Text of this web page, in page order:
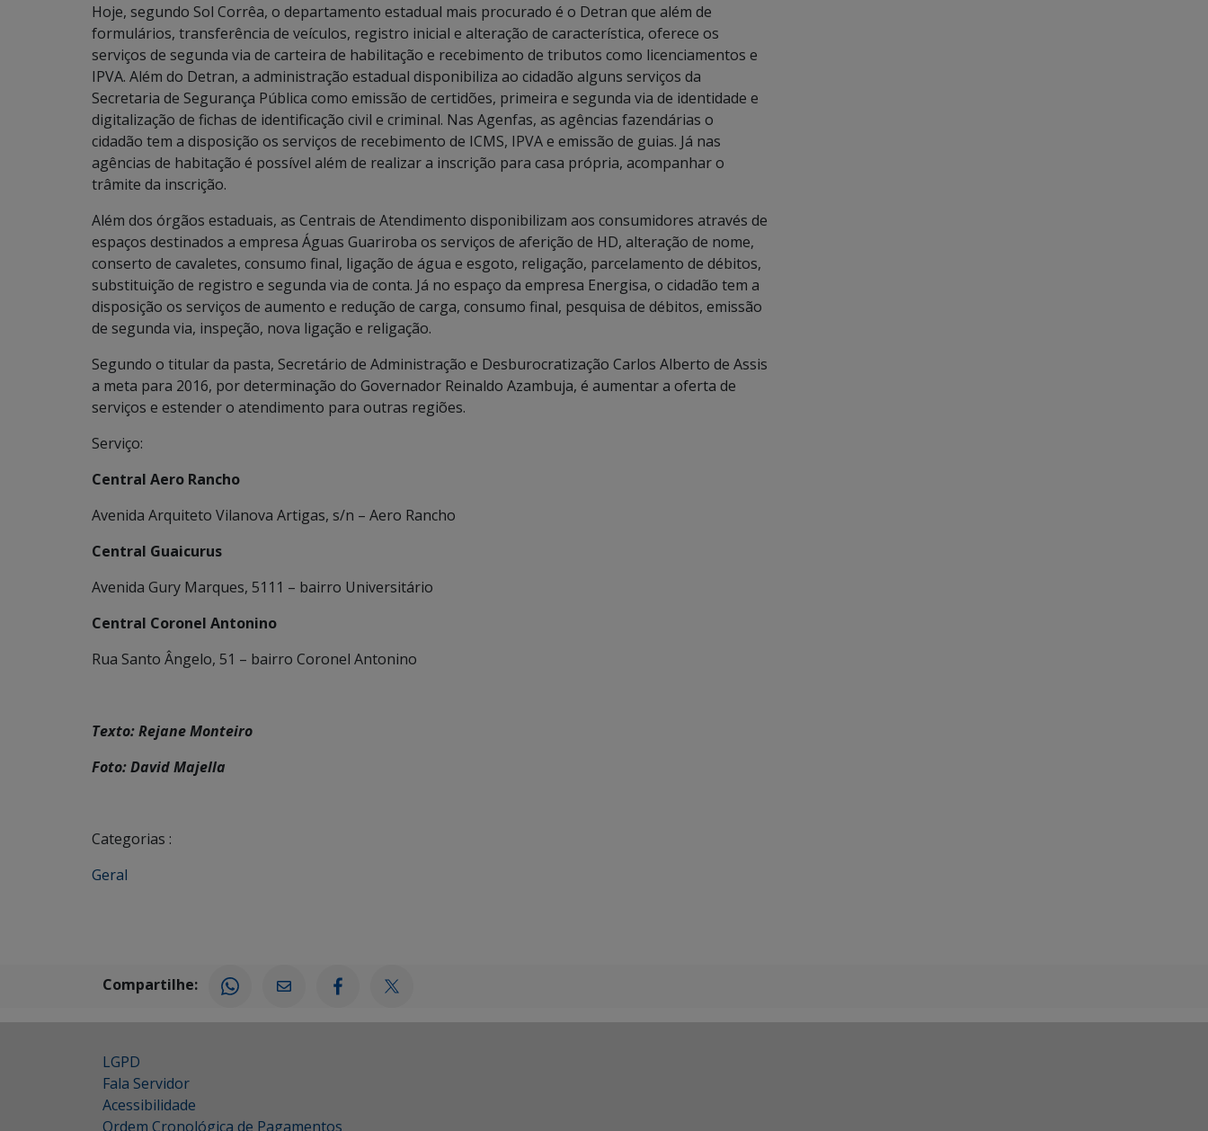
Hoje, segundo Sol Corrêa, o departamento estadual mais procurado é o Detran que além de
formulários, transferência de veículos, registro inicial e alteração de característica, oferece os
serviços de segunda via de carteira de habilitação e recebimento de tributos como licenciamentos e
IPVA. Além do Detran, a administração estadual disponibiliza ao cidadão alguns serviços da
Secretaria de Segurança Pública como emissão de certidões, primeira e segunda via de identidade e
digitalização de fichas de identificação civil e criminal. Nas Agenfas, as agências fazendárias o
cidadão tem a disposição os serviços de recebimento de ICMS, IPVA e emissão de guias. Já nas
agências de habitação é possível além de realizar a inscrição para casa própria, acompanhar o
trâmite da inscrição.
Além dos órgãos estaduais, as Centrais de Atendimento disponibilizam aos consumidores através de
espaços destinados a empresa Águas Guariroba os serviços de aferição de HD, alteração de nome,
conserto de cavaletes, consumo final, ligação de água e esgoto, religação, parcelamento de débitos,
substituição de registro e segunda via de conta. Já no espaço da empresa Energisa, o cidadão tem a
disposição os serviços de aumento e redução de carga, consumo final, pesquisa de débitos, emissão
de segunda via, inspeção, nova ligação e religação.
Segundo o titular da pasta, Secretário de Administração e Desburocratização Carlos Alberto de Assis
a meta para 2016, por determinação do Governador Reinaldo Azambuja, é aumentar a oferta de
serviços e estender o atendimento para outras regiões.
Serviço:
Central Aero Rancho
Avenida Arquiteto Vilanova Artigas, s/n – Aero Rancho
Central Guaicurus
Avenida Gury Marques, 5111 – bairro Universitário
Central Coronel Antonino
Rua Santo Ângelo, 51 – bairro Coronel Antonino
Texto: Rejane Monteiro
Foto: David Majella
Categorias :
Geral
Compartilhe:
LGPD
Fala Servidor
Acessibilidade
Ordem Cronológica de Pagamentos